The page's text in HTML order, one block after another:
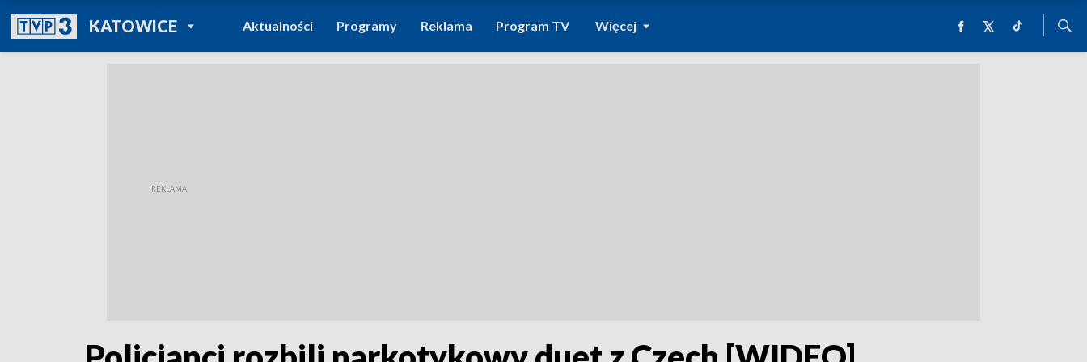
KATOWICEPOWRÓT DO
TVP REGIONY
Aktualności Programy Reklama Program TV Więcej